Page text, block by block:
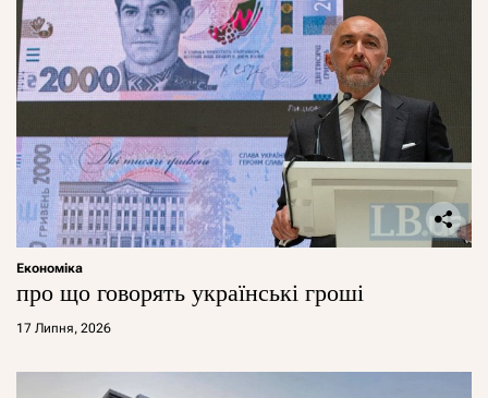
Економіка
про що говорять українські гроші
17 Липня, 2026